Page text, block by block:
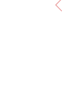
Suzuki
Suzuki